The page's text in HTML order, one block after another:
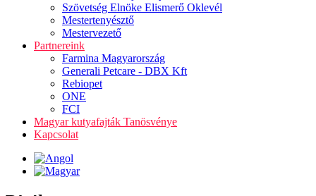
Szövetség Elnöke Elismerő Oklevél
Mestertenyésztő
Mestervezető
Partnereink
Farmina Magyarország
Generali Petcare - DBX Kft
Rebiopet
ONE
FCI
Magyar kutyafajták Tanösvénye
Kapcsolat